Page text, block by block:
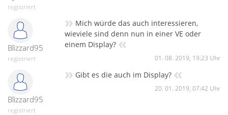
registriert
Blizzard95
registriert
» Mich würde das auch interessieren,
wieviele sind denn nun in einer VE oder
einem Display? «
01. 08. 2019, 19:23 Uhr
Blizzard95
registriert
» Gibt es die auch im Display? «
20. 01. 2019, 07:42 Uhr